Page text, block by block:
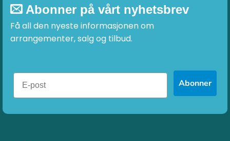
Abonner på vårt nyhetsbrev
Få all den nyeste informasjonen om
arrangementer, salg og tilbud.
Abonner